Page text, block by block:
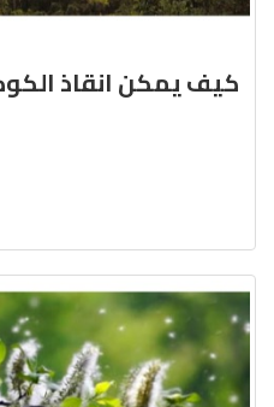
كيف يمكن انقاذ